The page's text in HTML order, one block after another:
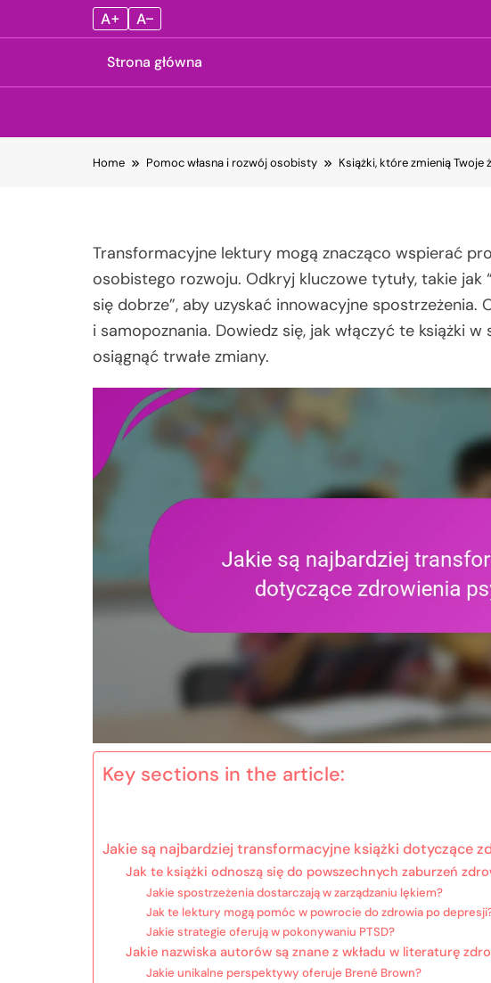
A+ A–
Strona główna
Home Pomoc własna i rozwój osobisty Książki, które zmienią
Transformacyjne lektury mogą znacząco wspierać
osobistego rozwoju. Odkryj kluczowe tytuły, takie jak
się dobrze”, aby uzyskać innowacyjne
i samopoznania. Dowiedz się, jak włączyć te książki
osiągnąć trwałe zmiany.
Key sections in the article:
Jakie są najbardziej transformacyjne książki dotyczące
Jak te książki odnoszą się do powszechnych zaburzeń
Jakie spostrzeżenia dostarczają w zarządzaniu lękiem?
Jak te lektury mogą pomóc w powrocie do zdrowia po
Jakie strategie oferują w pokonywaniu PTSD?
Jakie nazwiska autorów są znane z wkładu w literaturę
Jakie unikalne perspektywy oferuje Brené Brown?